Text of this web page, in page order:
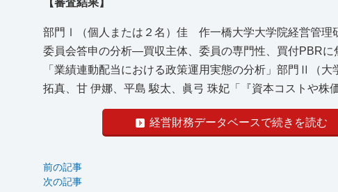
【審査結果】
部門Ⅰ（個人または２名）佳 作一橋大学大学院経営管理
委員会答申の分析―買収主体、委員の専門性、買付PBR
「業績連動配当における政策運用実態の分析」部門Ⅱ（
拓真、甘 伊娜、平島 駿太、眞弓 珠妃「『資本コストや
経営財務データベースで続きを読む
前の記事
次の記事